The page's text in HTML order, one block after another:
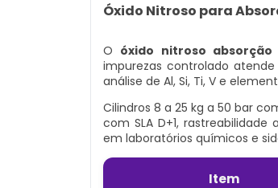
Óxido Nitroso para
O óxido nitroso
impurezas controlado
análise de Al, Si, Ti, V e
Cilindros 8 a 25 kg a 50 bar
com SLA D+1,
em laboratórios químicos e
Item